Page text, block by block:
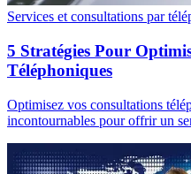
Services et consultations par
5 Stratégies Pour
Téléphoniques
Optimisez vos consultations
incontournables pour offrir un